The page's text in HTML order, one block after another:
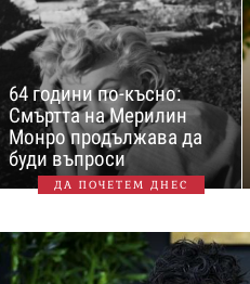
64 години по-късно:
Смъртта на Мерилин
Монро продължава да
буди въпроси
ДА ПОЧЕТЕМ ДНЕС